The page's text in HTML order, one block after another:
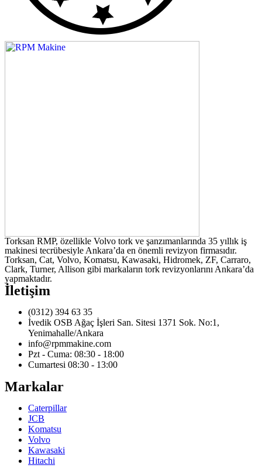
Torksan RMP, özellikle Volvo tork ve şanzımanlarında 35 yıllık iş
makinesi tecrübesiyle Ankara’da en önemli revizyon firmasıdır.
Torksan, Cat, Volvo, Komatsu, Kawasaki, Hidromek, ZF, Carraro,
Clark, Turner, Allison gibi markaların tork revizyonlarını Ankara’da
yapmaktadır.
İletişim
(0312) 394 63 35
İvedik OSB Ağaç İşleri San. Sitesi 1371 Sok. No:1,
Yenimahalle/Ankara
info@rpmmakine.com
Pzt - Cuma: 08:30 - 18:00
Cumartesi 08:30 - 13:00
Markalar
Caterpillar
JCB
Komatsu
Volvo
Kawasaki
Hitachi